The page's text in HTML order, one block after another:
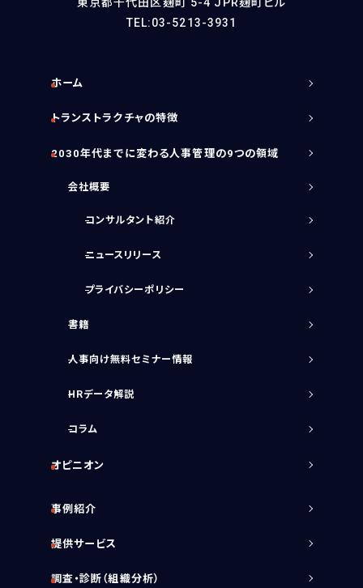
TEL:03-5213-3931
ホーム
トランストラクチャの特徴
2030年代までに変わる人事管理の9つの領域
会社概要
コンサルタント紹介
ニュースリリース
プライバシーポリシー
書籍
人事向け無料セミナー情報
HRデータ解説
コラム
オピニオン
事例紹介
提供サービス
調査・診断（組織分析）